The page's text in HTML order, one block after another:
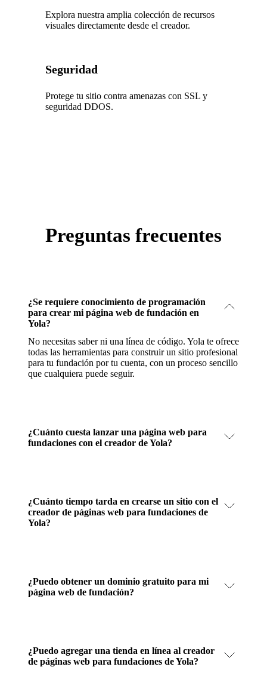
Explora nuestra amplia colección de recursos
visuales directamente desde el creador.
Seguridad
Protege tu sitio contra amenazas con SSL y
seguridad DDOS.
Preguntas frecuentes
¿Se requiere conocimiento de programación
para crear mi página web de fundación en
Yola?
No necesitas saber ni una línea de código. Yola te ofrece
todas las herramientas para construir un sitio profesional
para tu fundación por tu cuenta, con un proceso sencillo
que cualquiera puede seguir.
¿Cuánto cuesta lanzar una página web para
fundaciones con el creador de Yola?
¿Cuánto tiempo tarda en crearse un sitio con el
creador de páginas web para fundaciones de
Yola?
¿Puedo obtener un dominio gratuito para mi
página web de fundación?
¿Puedo agregar una tienda en línea al creador
de páginas web para fundaciones de Yola?